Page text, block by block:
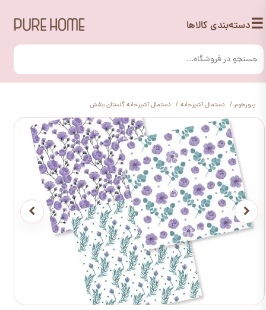
☰دسته‌بندی کالاها
پیورهوم دستمال آشپزخانه دستمال آشپزخانه گلستان بنفش